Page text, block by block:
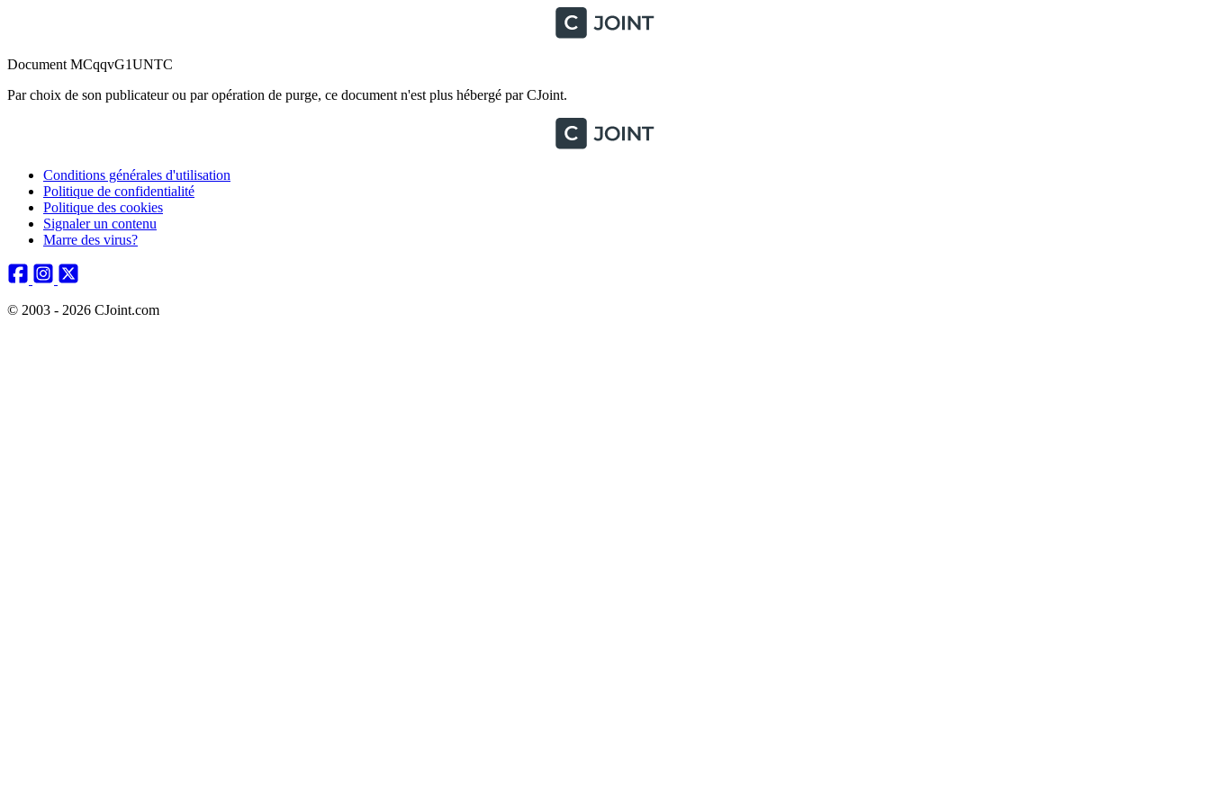
Document MCqqvG1UNTC
Par choix de son publicateur ou par opération de purge, ce document n'est plus hébergé par CJoint.
Conditions générales d'utilisation
Politique de confidentialité
Politique des cookies
Signaler un contenu
Marre des virus?
© 2003 - 2026 CJoint.com